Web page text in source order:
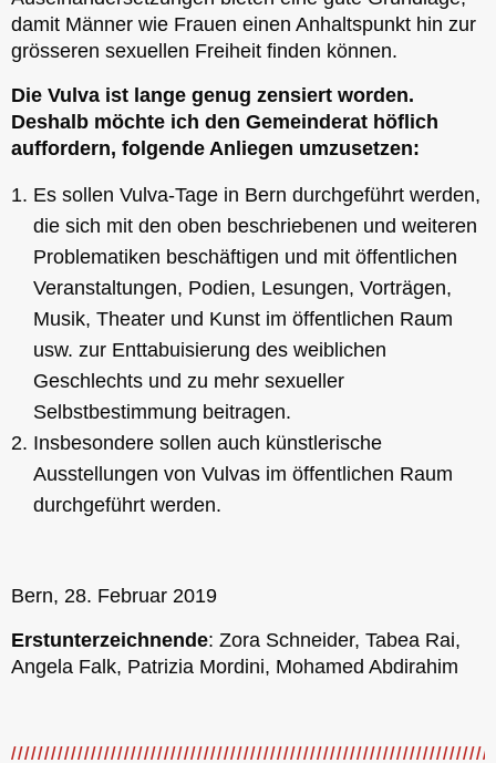
damit Männer wie Frauen einen Anhaltspunkt hin zur
grösseren sexuellen Freiheit finden können.
Die Vulva ist lange genug zensiert worden.
Deshalb möchte ich den Gemeinderat höflich
auffordern, folgende Anliegen umzusetzen:
Es sollen Vulva-Tage in Bern durchgeführt werden,
die sich mit den oben beschriebenen und weiteren
Problematiken beschäftigen und mit öffentlichen
Veranstaltungen, Podien, Lesungen, Vorträgen,
Musik, Theater und Kunst im öffentlichen Raum
usw. zur Enttabuisierung des weiblichen
Geschlechts und zu mehr sexueller
Selbstbestimmung beitragen.
Insbesondere sollen auch künstlerische
Ausstellungen von Vulvas im öffentlichen Raum
durchgeführt werden.
Bern, 28. Februar 2019
Erstunterzeichnende: Zora Schneider, Tabea Rai,
Angela Falk, Patrizia Mordini, Mohamed Abdirahim